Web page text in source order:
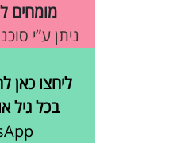
מומחים
ניתן ע”י
ליחצו כאן
בכל גיל